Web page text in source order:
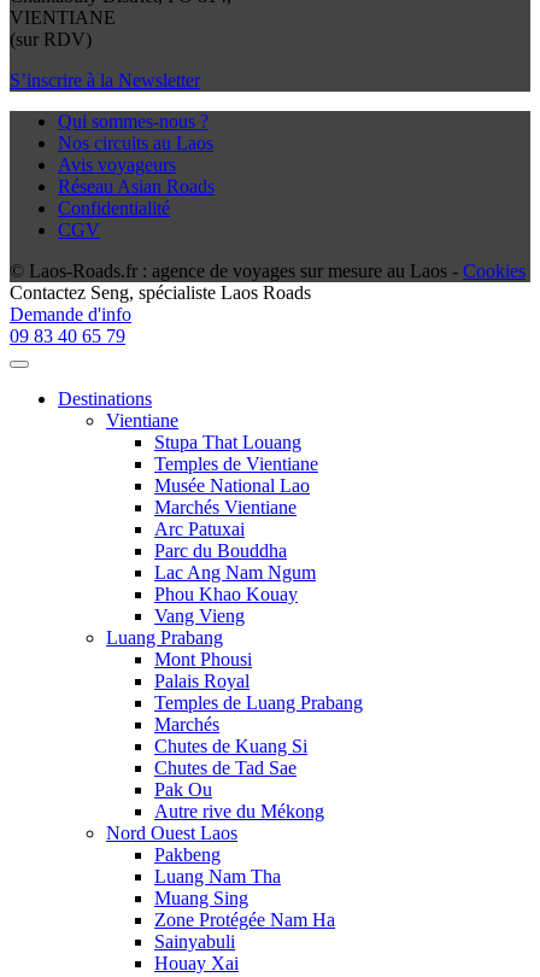
VIENTIANE
(sur RDV)
S’inscrire à la Newsletter
Qui sommes-nous ?
Nos circuits au Laos
Avis voyageurs
Réseau Asian Roads
Confidentialité
CGV
© Laos-Roads.fr : agence de voyages sur mesure au Laos - Cookies
Contactez Seng, spécialiste Laos Roads
Demande d'info
09 83 40 65 79
Destinations
Vientiane
Stupa That Louang
Temples de Vientiane
Musée National Lao
Marchés Vientiane
Arc Patuxai
Parc du Bouddha
Lac Ang Nam Ngum
Phou Khao Kouay
Vang Vieng
Luang Prabang
Mont Phousi
Palais Royal
Temples de Luang Prabang
Marchés
Chutes de Kuang Si
Chutes de Tad Sae
Pak Ou
Autre rive du Mékong
Nord Ouest Laos
Pakbeng
Luang Nam Tha
Muang Sing
Zone Protégée Nam Ha
Sainyabuli
Houay Xai